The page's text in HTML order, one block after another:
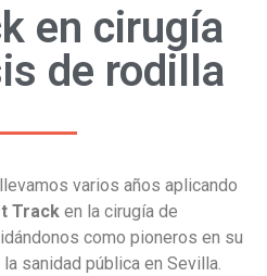
en cirugía
de rodilla
varios años aplicando
Track en la cirugía de
como pioneros en su
sanidad pública en Sevilla.